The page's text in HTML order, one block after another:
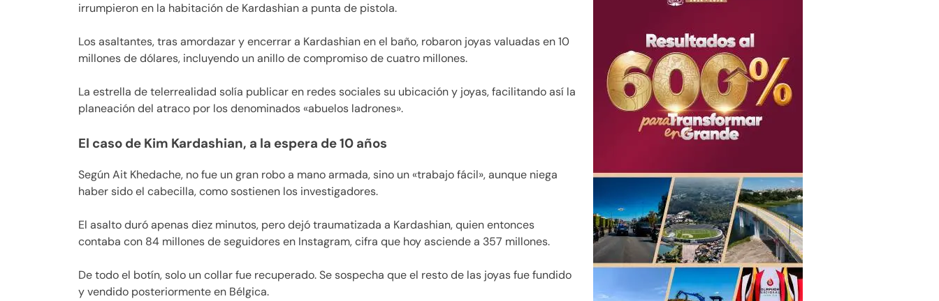
irrumpieron en la habitación de Kardashian a punta de pistola.
Los asaltantes, tras amordazar y encerrar a Kardashian en el baño, robaron joyas valuadas en 10
millones de dólares, incluyendo un anillo de compromiso de cuatro millones.
La estrella de telerrealidad solía publicar en redes sociales su ubicación y joyas, facilitando así la
planeación del atraco por los denominados «abuelos ladrones».
El caso de Kim Kardashian, a la espera de 10 años
Según Ait Khedache, no fue un gran robo a mano armada, sino un «trabajo fácil», aunque niega
haber sido el cabecilla, como sostienen los investigadores.
El asalto duró apenas diez minutos, pero dejó traumatizada a Kardashian, quien entonces
contaba con 84 millones de seguidores en Instagram, cifra que hoy asciende a 357 millones.
De todo el botín, solo un collar fue recuperado. Se sospecha que el resto de las joyas fue fundido
y vendido posteriormente en Bélgica.